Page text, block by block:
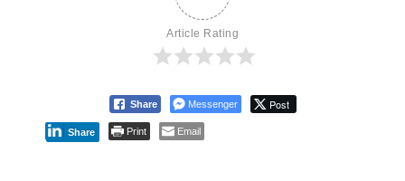
Article Rating
Share Messenger Post
Share Print Email